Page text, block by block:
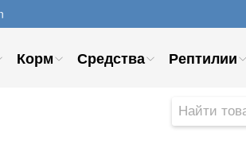
Корм Средства Рептилии